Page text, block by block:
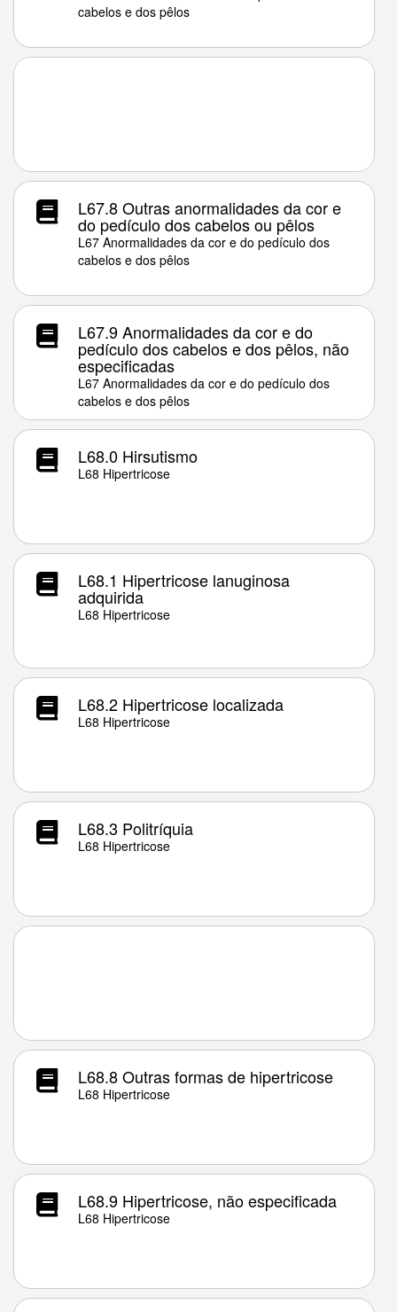
cabelos e dos pêlos
L67.8 Outras anormalidades da cor e
do pedículo dos cabelos ou pêlos
L67 Anormalidades da cor e do pedículo dos
cabelos e dos pêlos
L67.9 Anormalidades da cor e do
pedículo dos cabelos e dos pêlos, não
especificadas
L67 Anormalidades da cor e do pedículo dos
cabelos e dos pêlos
L68.0 Hirsutismo
L68 Hipertricose
L68.1 Hipertricose lanuginosa
adquirida
L68 Hipertricose
L68.2 Hipertricose localizada
L68 Hipertricose
L68.3 Politríquia
L68 Hipertricose
L68.8 Outras formas de hipertricose
L68 Hipertricose
L68.9 Hipertricose, não especificada
L68 Hipertricose